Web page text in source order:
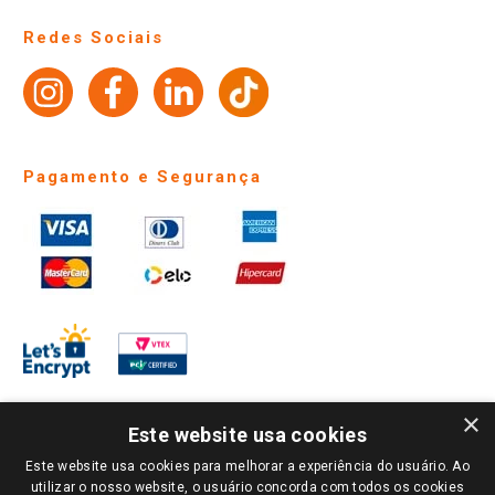
Perguntas frequentes
Identidade Visual
Redes Sociais
Pagamento e Segurança
PARA VER OS PREÇOS DA SUA REGIÃO, FAÇA LOGIN E SELECIONE A LOJA DE
×
Este website usa cookies
Este website usa cookies para melhorar a experiência do usuário. Ao
utilizar o nosso website, o usuário concorda com todos os cookies